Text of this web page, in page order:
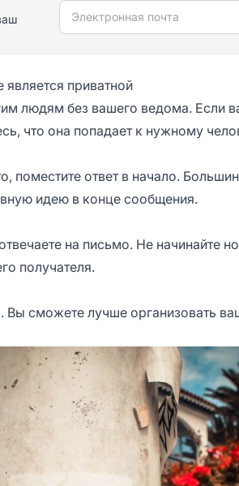
Электронная почта
является приватной
людям без вашего ведома. Если
что она попадает к нужному
поместите ответ в начало.
идею в конце сообщения.
на письмо. Не начинайте
получателя.
Вы сможете лучше организовать